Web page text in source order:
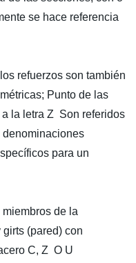
se hace referencia
refuerzos son también
Punto de las
la letra Z Son referidos
denominaciones
para un
de la
(pared) con
C, Z O U